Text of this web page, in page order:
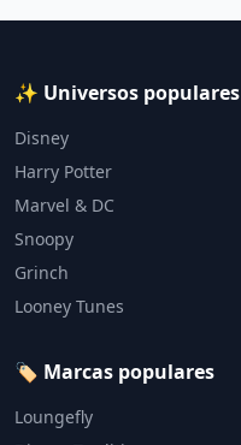
✨ Universos populares
Disney
Harry Potter
Marvel & DC
Snoopy
Grinch
Looney Tunes
🏷️ Marcas populares
Loungefly